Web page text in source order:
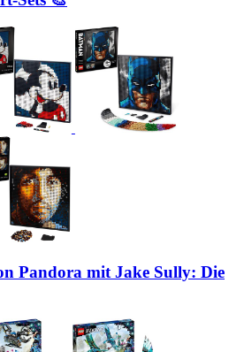
Pandora mit Jake Sully: Die